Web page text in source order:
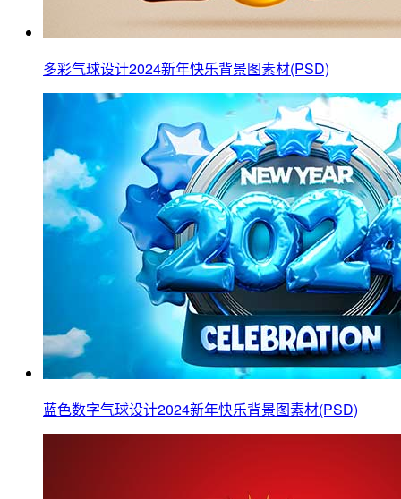
多彩气球设计2024新年快乐背景图素材(PSD)
蓝色数字气球设计2024新年快乐背景图素材(PSD)